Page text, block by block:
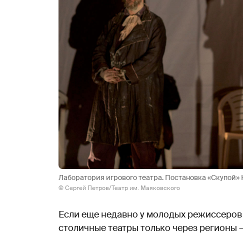
Лаборатория игрового театра. Постановка
© Сергей Петров/Театр им. Маяковского
Если еще недавно у молодых
столичные театры только через